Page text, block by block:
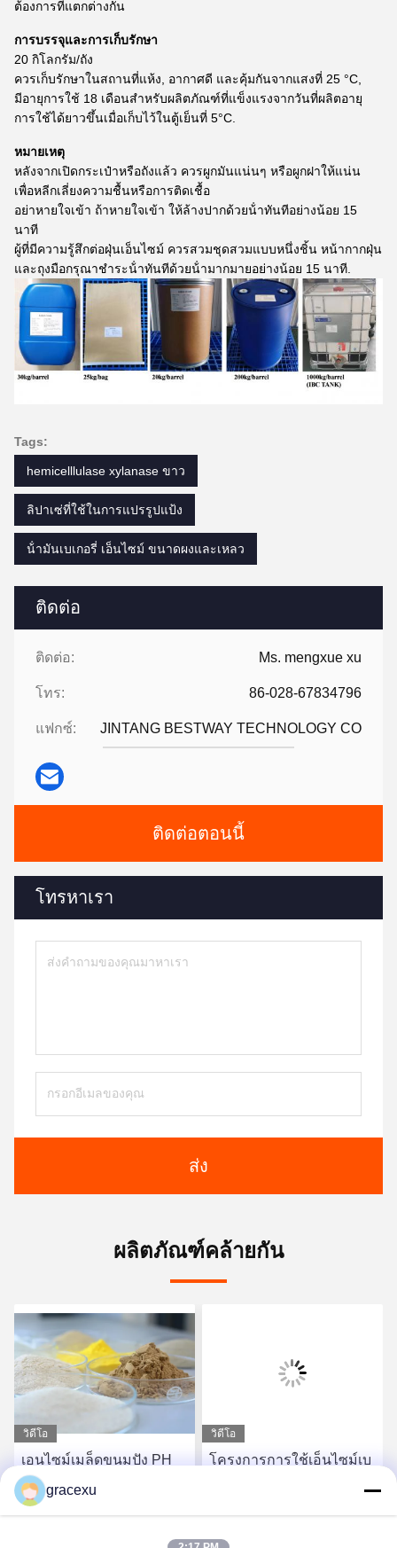
ติดต่อ
ติดต่อ: Ms. mengxue xu
โทร: 86-028-67834796
แฟกซ์: JINTANG BESTWAY TECHNOLOGY CO
ติดต่อตอนนี้
โทรหาเรา
ส่ง
ต้องการที่แตกต่างกัน
การบรรจุและการเก็บรักษา
20 กิโลกรัม/ถัง
ควรเก็บรักษาในสถานที่แห้ง, อากาศดี และคุ้มกันจากแสงที่ 25 °C,
มีอายุการใช้ 18 เดือนสําหรับผลิตภัณฑ์ที่แข็งแรงจากวันที่ผลิตอายุ
การใช้ได้ยาวขึ้นเมื่อเก็บไว้ในตู้เย็นที่ 5°C.
หมายเหตุ
หลังจากเปิดกระเป๋าหรือถังแล้ว ควรผูกมันแน่นๆ หรือผูกฝาให้แน่น
เพื่อหลีกเลี่ยงความชื้นหรือการติดเชื้อ
อย่าหายใจเข้า ถ้าหายใจเข้า ให้ล้างปากด้วยน้ําทันทีอย่างน้อย 15
นาที
ผู้ที่มีความรู้สึกต่อฝุ่นเอ็นไซม์ ควรสวมชุดสวมแบบหนึ่งชิ้น หน้ากากฝุ่น
และถุงมือกรุณาชําระน้ําทันทีด้วยน้ํามากมายอย่างน้อย 15 นาที.
Tags:
hemicelllulase xylanase ขาว
ลิปาเซ่ที่ใช้ในการแปรรูปแป้ง
น้ํามันเบเกอรี่ เอ็นไซม์ ขนาดผงและเหลว
ผลิตภัณฑ์คล้ายกัน
วิดีโอ
เอนไซม์เมล็ดขนมปัง PH
2.5-11.5 เพื่อเพิ่มความ
ทนทานของขนมปังต่อการ
หา ราคา ที่ ดี ที่สุด
วิดีโอ
โครงการการใช้เอ็นไซม์เบ
gracexu